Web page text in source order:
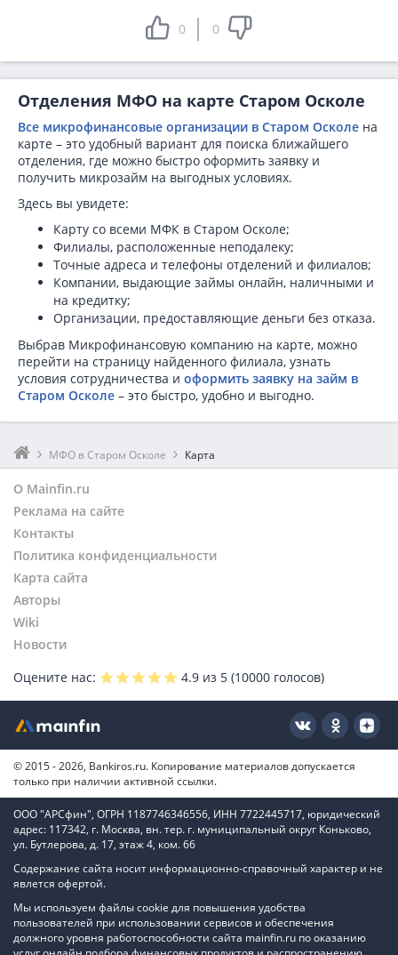
0 0
Отделения МФО на карте Старом Осколе
Все микрофинансовые организации в Старом Осколе на
карте – это удобный вариант для поиска ближайшего
отделения, где можно быстро оформить заявку и
получить микрозайм на выгодных условиях.
Здесь вы увидете:
Карту со всеми МФК в Старом Осколе;
Филиалы, расположенные неподалеку;
Точные адреса и телефоны отделений и филиалов;
Компании, выдающие займы онлайн, наличными и
на кредитку;
Организации, предоставляющие деньги без отказа.
Выбрав Микрофинансовую компанию на карте, можно
перейти на страницу найденного филиала, узнать
условия сотрудничества и оформить заявку на займ в
Старом Осколе – это быстро, удобно и выгодно.
МФО в Старом Осколе Карта
О Mainfin.ru
Реклама на сайте
Контакты
Политика конфиденциальности
Карта сайта
Авторы
Wiki
Новости
Оцените нас:
4.9 из 5 (10000 голосов)
© 2015 - 2026, Bankiros.ru. Копирование материалов допускается
только при наличии активной ссылки.
ООО "АРСфин", ОГРН 1187746346556, ИНН 7722445717, юридический
адрес: 117342, г. Москва, вн. тер. г. муниципальный округ Коньково,
ул. Бутлерова, д. 17, этаж 4, ком. 66
Содержание сайта носит информационно-справочный характер и не
явлется офертой.
Мы используем файлы cookie для повышения удобства
пользователей при использовании сервисов и обеспечения
должного уровня работоспособности сайта mainfin.ru по оказанию